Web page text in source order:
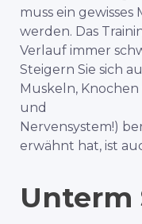
muss ein
werden. Das
Verlauf immer
Steigern Sie sich
Muskeln,
und
Nervensystem!)
erwähnt hat, ist
Unterm